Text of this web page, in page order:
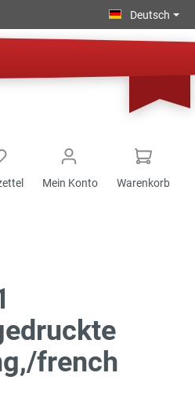
Deutsch
Mein Konto Warenkorb
french